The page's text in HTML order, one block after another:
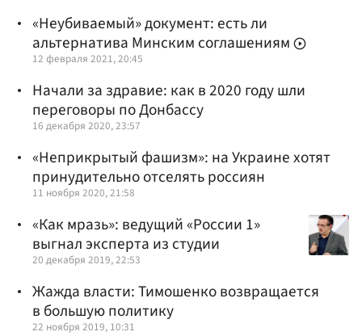
«Неубиваемый» документ: есть ли
альтернатива Минским соглашениям
12 февраля 2021, 20:45
Начали за здравие: как в 2020 году шли
переговоры по Донбассу
16 декабря 2020, 23:57
«Неприкрытый фашизм»: на Украине хотят
принудительно отселять россиян
11 ноября 2020, 21:58
«Как мразь»: ведущий «России 1»
выгнал эксперта из студии
20 декабря 2019, 22:53
Жажда власти: Тимошенко возвращается
в большую политику
22 ноября 2019, 10:31